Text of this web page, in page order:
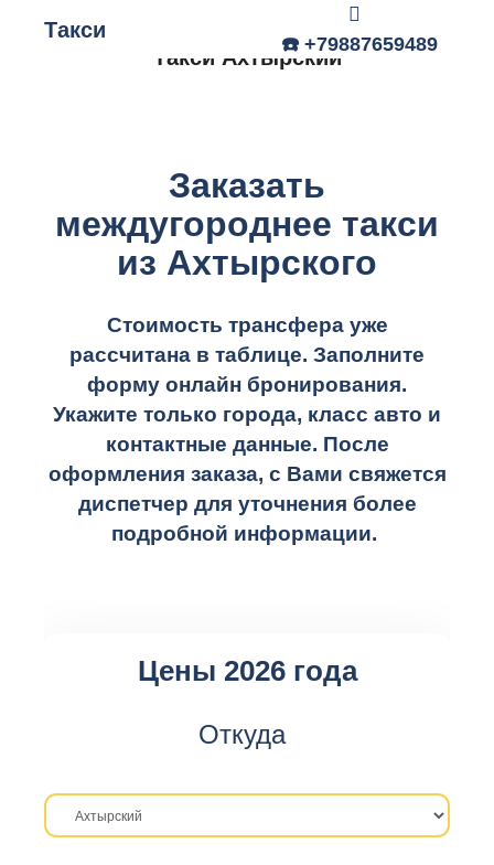
Такси
Главное меню
☎️ +79887659489
Такси Ахтырский
Заказать
междугороднее такси
из Ахтырского
Стоимость трансфера уже
рассчитана в таблице. Заполните
форму онлайн бронирования.
Укажите только города, класс авто и
контактные данные. После
оформления заказа, с Вами свяжется
диспетчер для уточнения более
подробной информации.
Цены 2026 года
Откуда